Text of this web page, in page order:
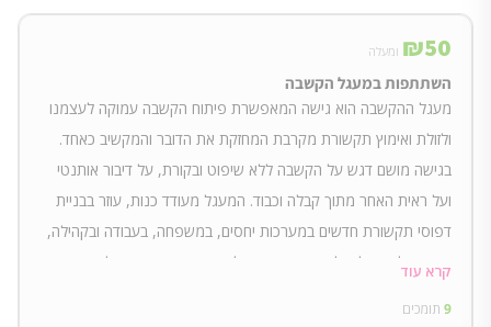
₪50 ומעלה
השתתפות במעגל הקשבה
מעגל ההקשבה הוא גישה המאפשרת פיתוח הקשבה עמוקה לעצמנו
ולזולת ואימוץ תקשורת מקרבת המחזקת את הדובר והמקשיב כאחד.
בגישה מושם דגש על הקשבה ללא שיפוט ובקורת, על דיבור אותנטי
ועל ראית האחר מתוך קבלה וכבוד. המעגל מעודד כנות, עוזר בבניית
דפוסי תקשורת חדשים במערכות יחסים, במשפחה, בעבודה ובקהילה,
ומציע כלים יעילים לפתרון עימותים ולחשיפת המעמקים של צרכי
קרא עוד
9 תומכים